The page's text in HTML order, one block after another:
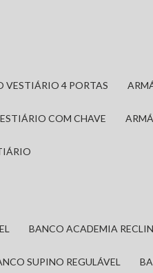
VESTIÁRIO 4 PORTAS
COM CHAVE
BANCO ACADEMIA
SUPINO REGULÁVEL